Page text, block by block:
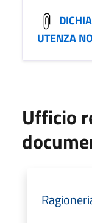
UTENZA
Ufficio